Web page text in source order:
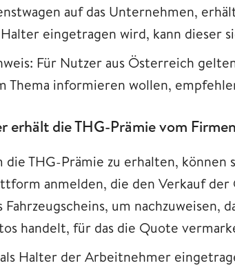
auf das Unternehmen,
Halter eingetragen wird, kann dieser
Für Nutzer aus Österreich
Thema informieren wollen,
erhält die THG-Prämie vom
die THG-Prämie zu erhalten,
anmelden, die den Verkauf
Fahrzeugscheins, um nachzuweisen,
handelt, für das die Quote
Halter der Arbeitnehmer